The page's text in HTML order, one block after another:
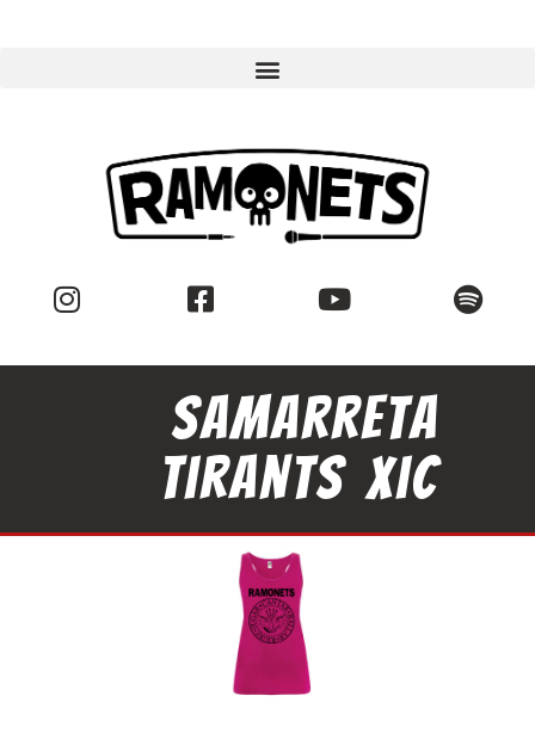
Samarreta
tirants Xic